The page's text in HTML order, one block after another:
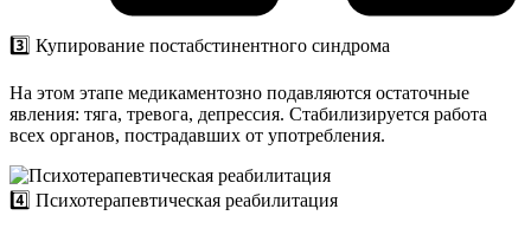
3️⃣ Купирование постабстинентного синдрома
На этом этапе медикаментозно подавляются остаточные
явления: тяга, тревога, депрессия. Стабилизируется работа
всех органов, пострадавших от употребления.
4️⃣ Психотерапевтическая реабилитация